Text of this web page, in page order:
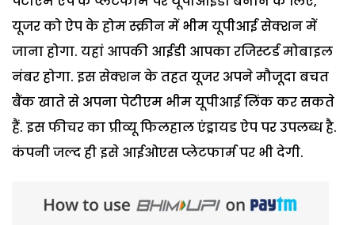
यूजर को ऐप के होम स्क्रीन में भीम यूपीआई सेक्शन में
जाना होगा. यहां आपकी आईडी आपका रजिस्टर्ड मोबाइल
नंबर होगा. इस सेक्शन के तहत यूजर अपने मौजूदा बचत
बैंक खाते से अपना पेटीएम भीम यूपीआई लिंक कर सकते
हैं. इस फीचर का प्रीव्यू फिलहाल एंड्रायड ऐप पर उपलब्ध है.
कंपनी जल्द ही इसे आईओएस प्लेटफार्म पर भी देगी.